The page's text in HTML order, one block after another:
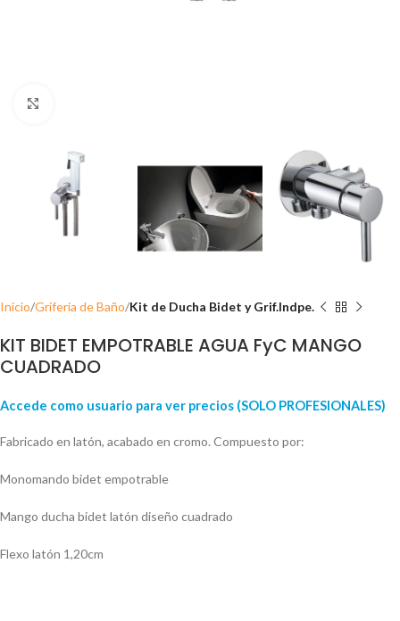
Inicio Grifería de Baño Kit de Ducha Bidet y Grif.Indpe.
KIT BIDET EMPOTRABLE AGUA FyC MANGO
CUADRADO
Accede como usuario para ver precios (SOLO PROFESIONALES)
Fabricado en latón, acabado en cromo. Compuesto por:
Monomando bidet empotrable
Mango ducha bidet latón diseño cuadrado
Flexo latón 1,20cm